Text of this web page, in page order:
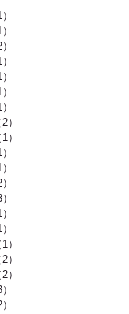
2）
1）
1）
2）
2）